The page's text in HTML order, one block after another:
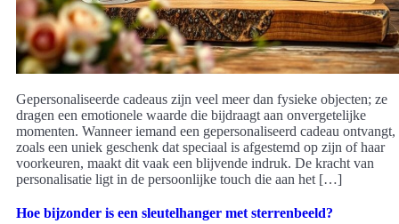
Gepersonaliseerde cadeaus zijn veel meer dan fysieke objecten; ze
dragen een emotionele waarde die bijdraagt aan onvergetelijke
momenten. Wanneer iemand een gepersonaliseerd cadeau ontvangt,
zoals een uniek geschenk dat speciaal is afgestemd op zijn of haar
voorkeuren, maakt dit vaak een blijvende indruk. De kracht van
personalisatie ligt in de persoonlijke touch die aan het […]
Hoe bijzonder is een sleutelhanger met sterrenbeeld?